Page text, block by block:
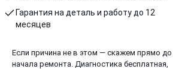
Гарантия на деталь и работу до 12
месяцев
Если причина не в этом — скажем прямо до
начала ремонта. Диагностика бесплатная,